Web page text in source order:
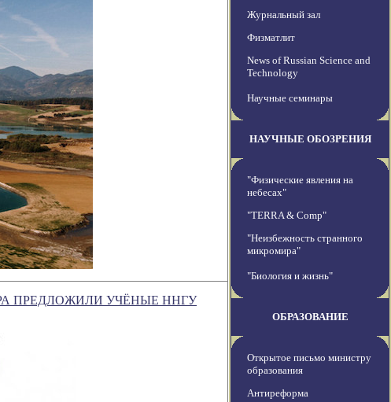
ПРЕДЛОЖИЛИ УЧЁНЫЕ ННГУ
Журнальный зал
Физматлит
News of Russian Science and
Technology
Научные семинары
НАУЧНЫЕ ОБОЗРЕНИЯ
"Физические явления на
небесах"
"TERRA & Comp"
"Неизбежность странного
микромира"
"Биология и жизнь"
ОБРАЗОВАНИЕ
Открытое письмо министру
образования
Антиреформа